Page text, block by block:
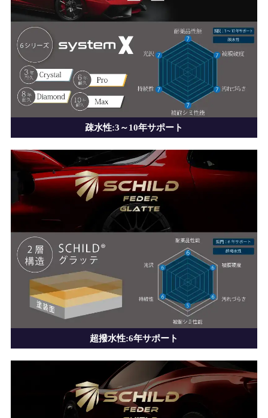
疎水性:3～10年サポート
超撥水性:6年サポート